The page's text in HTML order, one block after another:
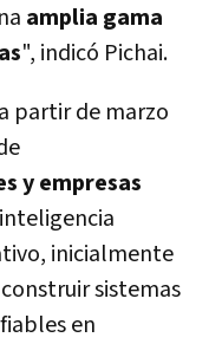
amplia gama
", indicó Pichai.
partir de marzo
y empresas
inicialmente
sistemas
en